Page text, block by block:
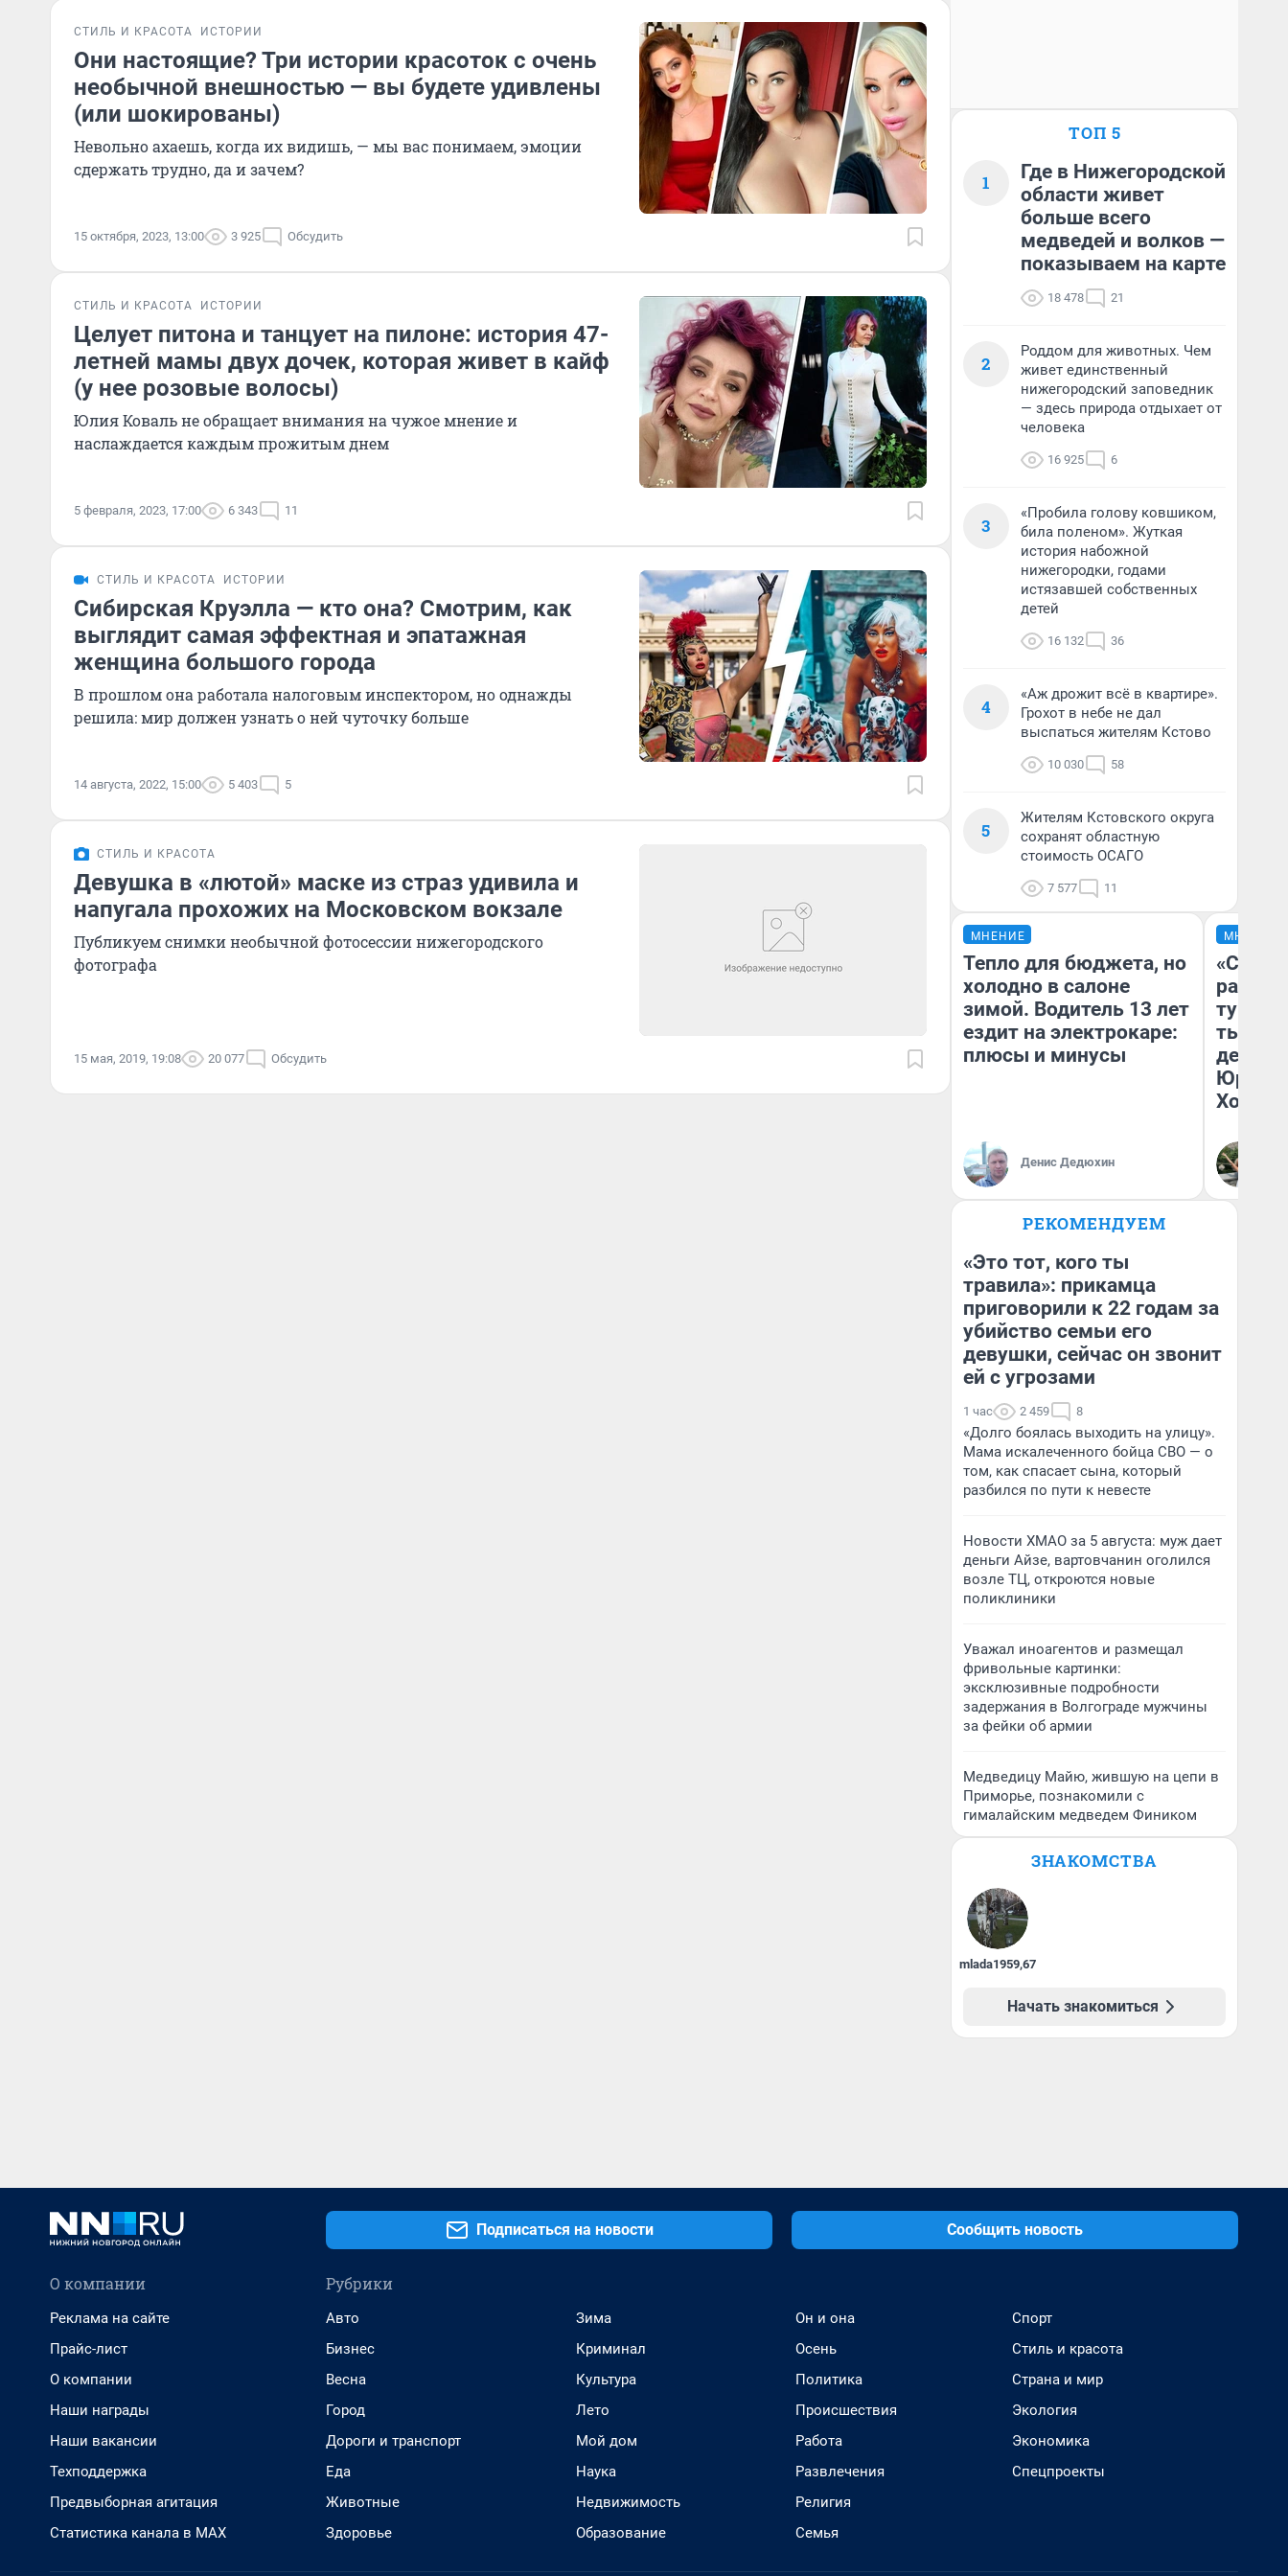
СТИЛЬ И КРАСОТА ИСТОРИИ
Они настоящие? Три истории красоток с очень
необычной внешностью — вы будете удивлены
(или шокированы)
Невольно ахаешь, когда их видишь, — мы вас понимаем, эмоции
сдержать трудно, да и зачем?
15 октября, 2023, 13:00 3 925 Обсудить
СТИЛЬ И КРАСОТА ИСТОРИИ
Целует питона и танцует на пилоне: история 47-
летней мамы двух дочек, которая живет в кайф
(у нее розовые волосы)
Юлия Коваль не обращает внимания на чужое мнение и
наслаждается каждым прожитым днем
5 февраля, 2023, 17:00 6 343 11
СТИЛЬ И КРАСОТА ИСТОРИИ
Сибирская Круэлла — кто она? Смотрим, как
выглядит самая эффектная и эпатажная
женщина большого города
В прошлом она работала налоговым инспектором, но однажды
решила: мир должен узнать о ней чуточку больше
14 августа, 2022, 15:00 5 403 5
СТИЛЬ И КРАСОТА
Девушка в «лютой» маске из страз удивила и
напугала прохожих на Московском вокзале
Публикуем снимки необычной фотосессии нижегородского
фотографа
15 мая, 2019, 19:08 20 077 Обсудить
ТОП 5
1
Где в Нижегородской
области живет
больше всего
медведей и волков —
показываем на карте
18 478 21
2
Роддом для животных. Чем
живет единственный
нижегородский заповедник
— здесь природа отдыхает от
человека
16 925 6
3
«Пробила голову ковшиком,
била поленом». Жуткая
история набожной
нижегородки, годами
истязавшей собственных
детей
16 132 36
4
«Аж дрожит всё в квартире».
Грохот в небе не дал
выспаться жителям Кстово
10 030 58
5
Жителям Кстовского округа
сохранят областную
стоимость ОСАГО
7 577 11
МНЕНИЕ
Тепло для бюджета, но
холодно в салоне
зимой. Водитель 13 лет
ездит на электрокаре:
плюсы и минусы
Денис Дедюхин
МНЕНИЕ
тысяч,
день
РЕКОМЕНДУЕМ
«Это тот, кого ты
травила»: прикамца
приговорили к 22 годам за
убийство семьи его
девушки, сейчас он звонит
ей с угрозами
1 час 2 459 8
«Долго боялась выходить на улицу».
Мама искалеченного бойца СВО — о
том, как спасает сына, который
разбился по пути к невесте
Новости ХМАО за 5 августа: муж дает
деньги Айзе, вартовчанин оголился
возле ТЦ, откроются новые
поликлиники
Уважал иноагентов и размещал
фривольные картинки:
эксклюзивные подробности
задержания в Волгограде мужчины
за фейки об армии
Медведицу Майю, жившую на цепи в
Приморье, познакомили с
гималайским медведем Фиником
ЗНАКОМСТВА
mlada1959,67
Начать знакомиться
Подписаться на новости Сообщить новость
О компании
Реклама на сайте
Прайс-лист
О компании
Наши награды
Наши вакансии
Техподдержка
Предвыборная агитация
Статистика канала в MAX
Рубрики
Авто
Бизнес
Весна
Город
Дороги и транспорт
Еда
Животные
Здоровье
Зима
Криминал
Культура
Лето
Мой дом
Наука
Недвижимость
Образование
Он и она
Осень
Политика
Происшествия
Работа
Развлечения
Религия
Семья
Спорт
Стиль и красота
Страна и мир
Экология
Экономика
Спецпроекты